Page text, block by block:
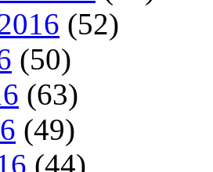
(52)
(50)
(63)
(49)
(44)